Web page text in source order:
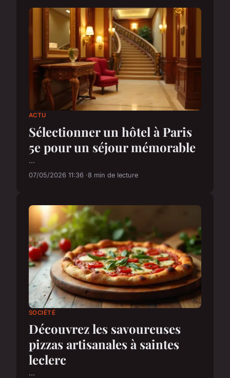
ACTU
Sélectionner un hôtel à Paris
5e pour un séjour mémorable
...
07/05/2026 11:36 8 min de lecture
SOCIÉTÉ
Découvrez les savoureuses
pizzas artisanales à saintes
leclerc
...